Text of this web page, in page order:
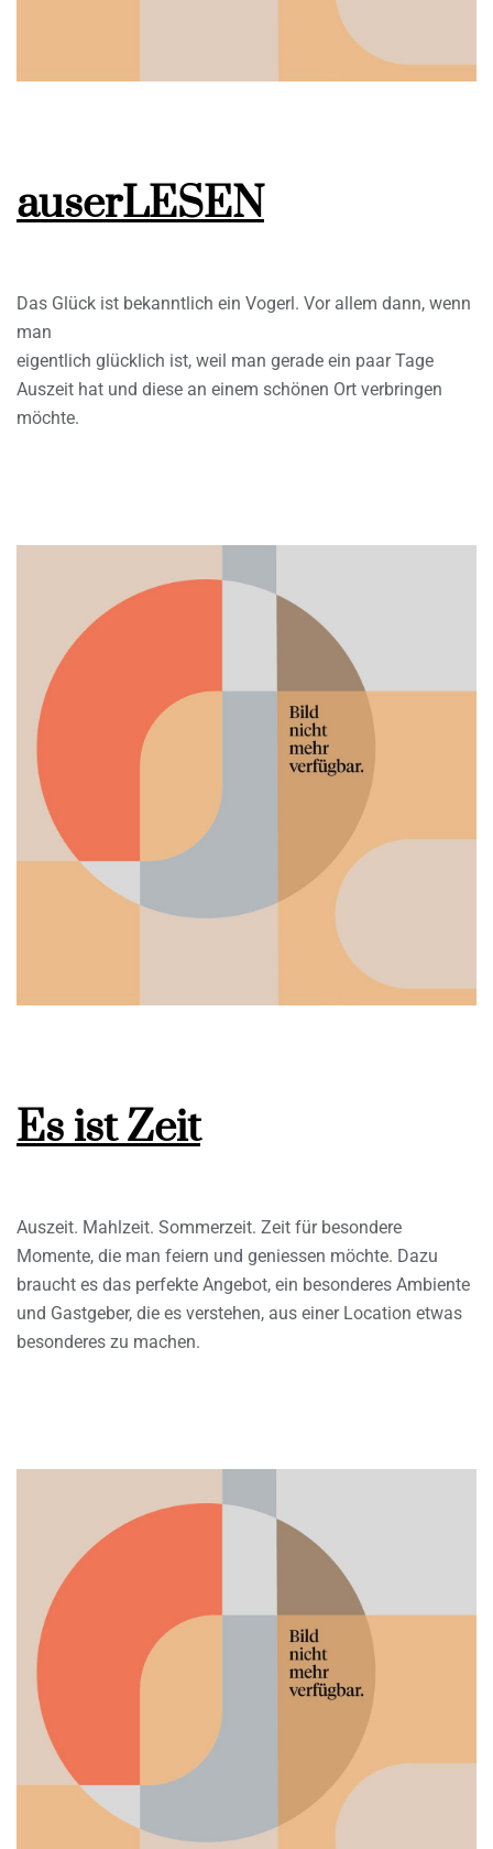
auserLESEN
Das Glück ist bekanntlich ein Vogerl. Vor allem dann, wenn
man
eigentlich glücklich ist, weil man gerade ein paar Tage
Auszeit hat und diese an einem schönen Ort verbringen
möchte.
Es ist Zeit
Auszeit. Mahlzeit. Sommerzeit. Zeit für besondere
Momente, die man feiern und geniessen möchte. Dazu
braucht es das perfekte Angebot, ein besonderes Ambiente
und Gastgeber, die es verstehen, aus einer Location etwas
besonderes zu machen.